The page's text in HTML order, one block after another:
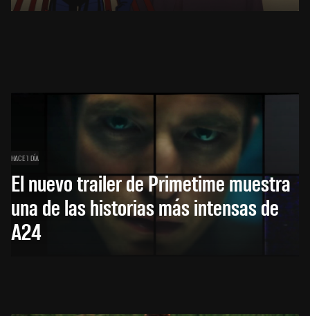
HACE 1 DÍA
El nuevo trailer de Primetime muestra
una de las historias más intensas de
A24